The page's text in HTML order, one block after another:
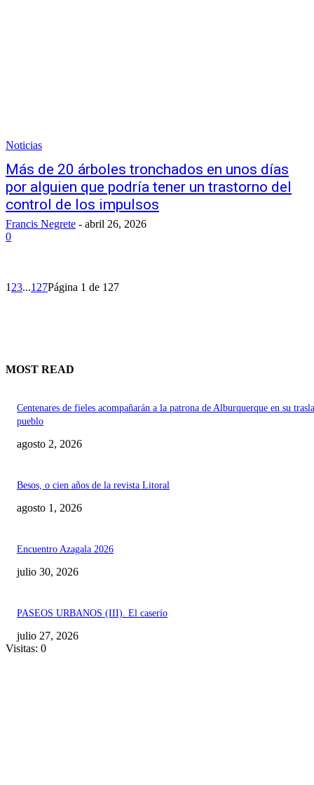
Noticias
Más de 20 árboles tronchados en unos días
por alguien que podría tener un trastorno del
control de los impulsos
Francis Negrete - abril 26, 2026
0
1 23...127Página 1 de 127
MOST READ
Centenares de fieles acompañarán a la patrona de Alburquerque en su
pueblo
agosto 2, 2026
Besos, o cien años de la revista Litoral
agosto 1, 2026
Encuentro Azagala 2026
julio 30, 2026
PASEOS URBANOS (III). El caserío
julio 27, 2026
Visitas: 0